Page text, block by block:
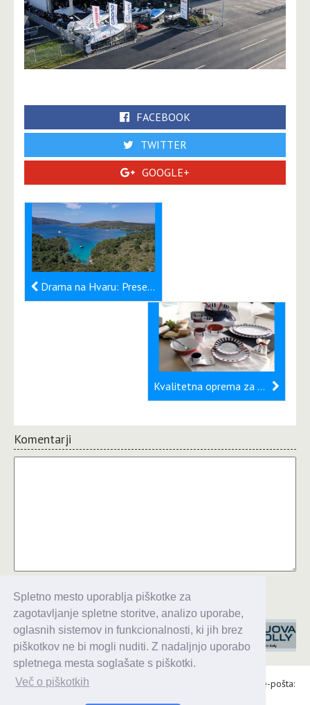
Spletno mesto uporablja piškotke za
zagotavljanje spletne storitve, analizo uporabe,
oglasnih sistemov in funkcionalnosti, ki jih brez
piškotkov ne bi mogli nuditi. Z nadaljnjo uporabo
spletnega mesta soglašate s piškotki.
Več o piškotkih
FACEBOOK
TWITTER
GOOGLE+
Drama na Hvaru: Presekal privezne vrvi plovil in s čolnom povozil skiperja
Kvalitetna oprema za plovila Marine Business
Komentarji
Komentiraj
Alaris d.o.o., Topniška 14, Ljubljana, Tel.: 031 303 086, e-pošta: